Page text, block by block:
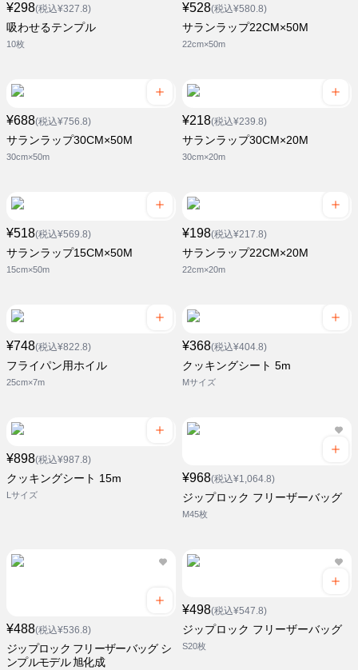
¥298(税込¥327.8)
吸わせるテンプル
10枚
¥528(税込¥580.8)
サランラップ22CM×50M
22cm×50m
¥688(税込¥756.8)
サランラップ30CM×50M
30cm×50m
¥218(税込¥239.8)
サランラップ30CM×20M
30cm×20m
¥518(税込¥569.8)
サランラップ15CM×50M
15cm×50m
¥198(税込¥217.8)
サランラップ22CM×20M
22cm×20m
¥748(税込¥822.8)
フライパン用ホイル
25cm×7m
¥368(税込¥404.8)
クッキングシート 5m
Mサイズ
¥898(税込¥987.8)
クッキングシート 15m
Lサイズ
¥968(税込¥1,064.8)
ジップロック フリーザーバッグ
M45枚
¥488(税込¥536.8)
ジップロック フリーザーバッグ シ
ンプルモデル 旭化成
¥498(税込¥547.8)
ジップロック フリーザーバッグ
S20枚